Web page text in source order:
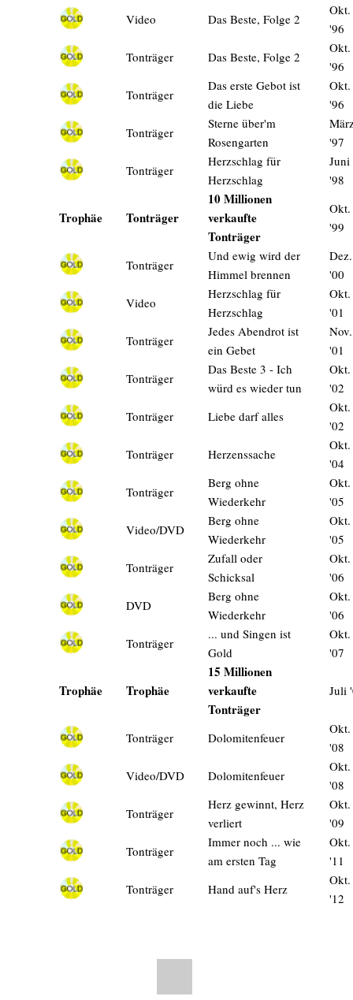
Video
Das Beste, Folge 2
Okt.
'96
Tonträger
Das Beste, Folge 2
Okt.
'96
Tonträger
Das erste Gebot ist
die Liebe
Okt.
'96
Tonträger
Sterne über'm
Rosengarten
'97
Tonträger
Herzschlag für
Herzschlag
Juni
'98
Trophäe Tonträger
10 Millionen
verkaufte
Tonträger
Okt.
'99
Tonträger
Und ewig wird der
Himmel brennen
Dez.
'00
Video
Herzschlag für
Herzschlag
Okt.
'01
Tonträger
Jedes Abendrot ist
ein Gebet
Nov.
'01
Tonträger
Das Beste 3 - Ich
würd es wieder tun
Okt.
'02
Tonträger
Liebe darf alles
Okt.
'02
Tonträger
Herzenssache
Okt.
'04
Tonträger
Berg ohne
Wiederkehr
Okt.
'05
Video/DVD
Berg ohne
Wiederkehr
Okt.
'05
Tonträger
Zufall oder
Schicksal
Okt.
'06
DVD
Berg ohne
Wiederkehr
Okt.
'06
Tonträger
... und Singen ist
Gold
Okt.
'07
Trophäe Trophäe
15 Millionen
verkaufte
Tonträger
Juli
Tonträger Dolomitenfeuer
Okt.
'08
Video/DVD
Dolomitenfeuer
Okt.
'08
Tonträger
Herz gewinnt, Herz
verliert
Okt.
'09
Tonträger
Immer noch ... wie
am ersten Tag
Okt.
'11
Tonträger
Hand auf's Herz
Okt.
'12